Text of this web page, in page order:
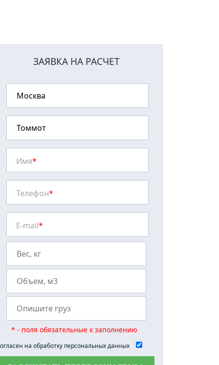
ЗАЯВКА НА РАСЧЕТ
Имя*
Телефон*
E-mail*
* - поля обязательные к заполнению
на обработку персональных данных